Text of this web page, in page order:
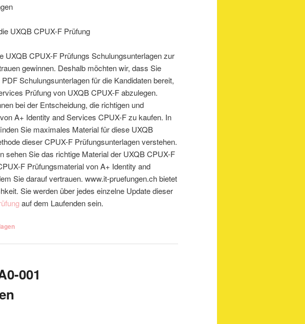
UXQB CPUX-F Prüfung
UXQB CPUX-F Prüfungs Schulungsunterlagen zur
gewinnen. Deshalb möchten wir, dass Sie
Schulungsunterlagen für die Kandidaten bereit,
Prüfung von UXQB CPUX-F abzulegen.
bei der Entscheidung, die richtigen und
A+ Identity and Services CPUX-F zu kaufen. In
Sie maximales Material für diese UXQB
dieser CPUX-F Prüfungsunterlagen verstehen.
sehen Sie das richtige Material der UXQB CPUX-F
F Prüfungsmaterial von A+ Identity and
Sie darauf vertrauen. www.it-pruefungen.ch bietet
Sie werden über jedes einzelne Update dieser
auf dem Laufenden sein.
001